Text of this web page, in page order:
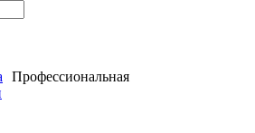
Профессиональная